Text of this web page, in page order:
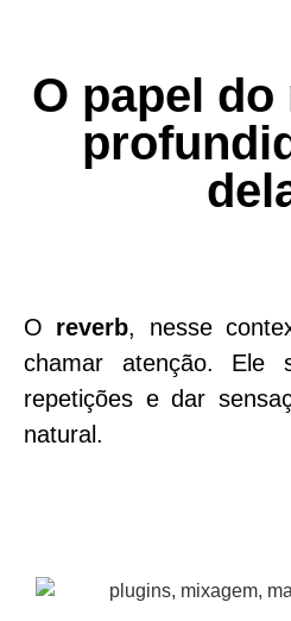
O papel
O reverb, nesse
chamar atenção. Ele
repetições e dar
natural.